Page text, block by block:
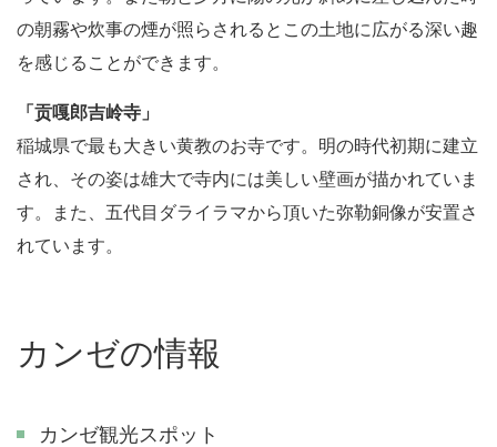
の朝霧や炊事の煙が照らされるとこの土地に広がる深い趣
を感じることができます。
「贡嘎郎吉岭寺」
稲城県で最も大きい黄教のお寺です。明の時代初期に建立
され、その姿は雄大で寺内には美しい壁画が描かれていま
す。また、五代目ダライラマから頂いた弥勒銅像が安置さ
れています。
カンゼの情報
カンゼ観光スポット